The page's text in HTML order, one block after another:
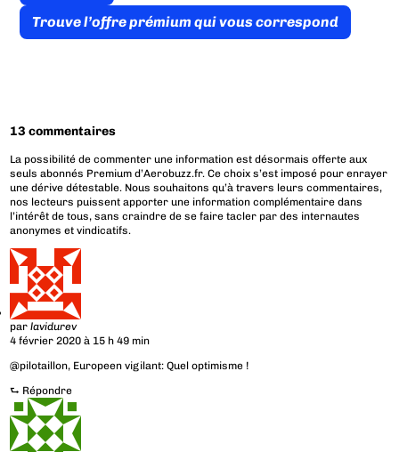
Trouve l’offre prémium qui vous correspond
13 commentaires
La possibilité de commenter une information est désormais offerte aux
seuls abonnés Premium d’Aerobuzz.fr. Ce choix s’est imposé pour enrayer
une dérive détestable. Nous souhaitons qu’à travers leurs commentaires,
nos lecteurs puissent apporter une information complémentaire dans
l’intérêt de tous, sans craindre de se faire tacler par des internautes
anonymes et vindicatifs.
parlavidurev
4 février 2020 à 15 h 49 min
@pilotaillon, Europeen vigilant: Quel optimisme !
⮑ Répondre